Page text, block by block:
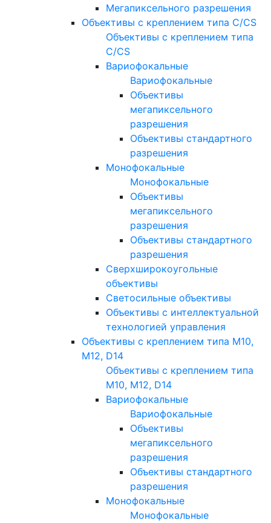
Мегапиксельного разрешения
Объективы с креплением типа C/CS
Объективы с креплением типа
C/CS
Вариофокальные
Вариофокальные
Объективы
мегапиксельного
разрешения
Объективы стандартного
разрешения
Монофокальные
Монофокальные
Объективы
мегапиксельного
разрешения
Объективы стандартного
разрешения
Сверхширокоугольные
объективы
Светосильные объективы
Объективы с интеллектуальной
технологией управления
Объективы с креплением типа M10,
M12, D14
Объективы с креплением типа
M10, M12, D14
Вариофокальные
Вариофокальные
Объективы
мегапиксельного
разрешения
Объективы стандартного
разрешения
Монофокальные
Монофокальные